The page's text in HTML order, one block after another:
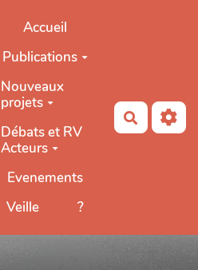
Accueil
Publications
Nouveaux
projets
Débats et RV
Acteurs
Evenements
Veille
?